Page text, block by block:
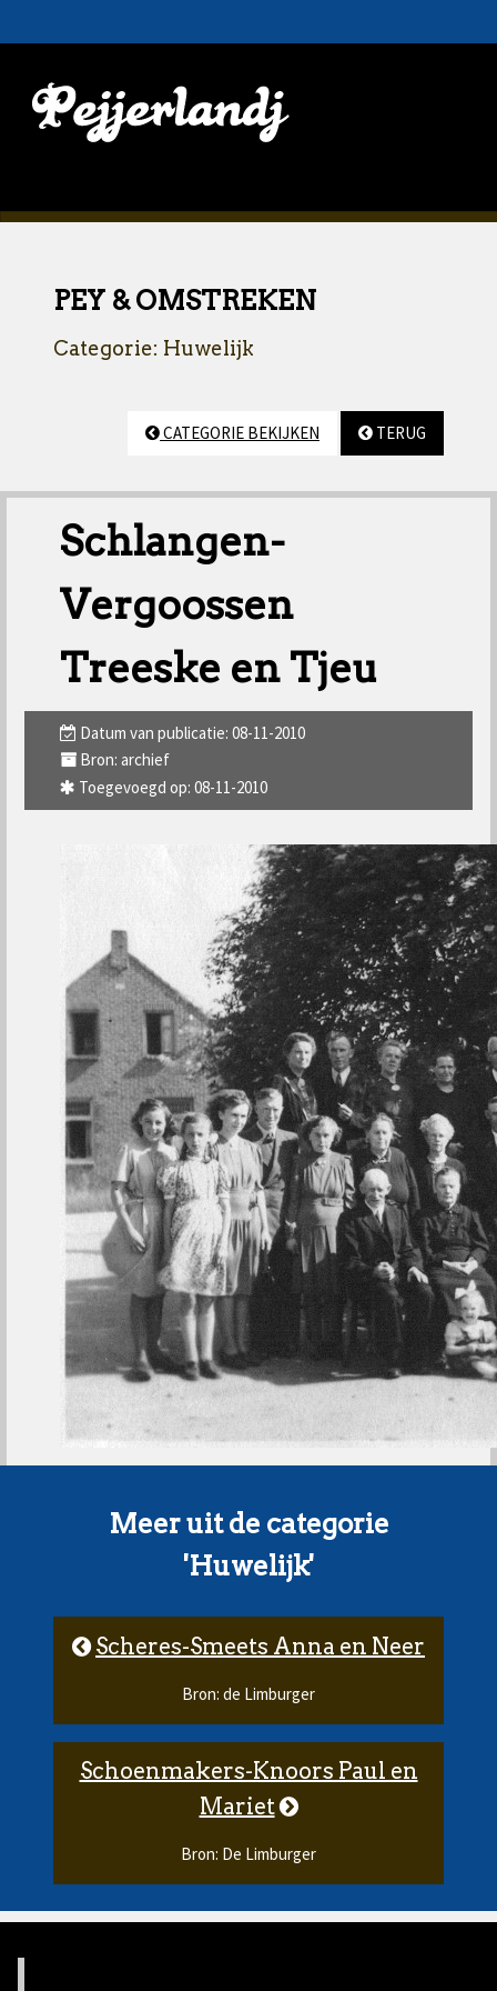
PEY & OMSTREKEN
Categorie: Huwelijk
CATEGORIE BEKIJKEN TERUG
Schlangen-
Vergoossen
Treeske en Tjeu
Datum van publicatie: 08-11-2010
Bron: archief
Toegevoegd op: 08-11-2010
Meer uit de categorie
'Huwelijk'
Scheres-Smeets Anna en Neer
Bron: de Limburger
Schoenmakers-Knoors Paul en
Mariet
Bron: De Limburger